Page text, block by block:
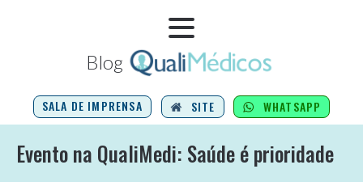
Blog
SALA DE IMPRENSA SITE WHATSAPP
Evento na QualiMedi: Saúde é prioridade